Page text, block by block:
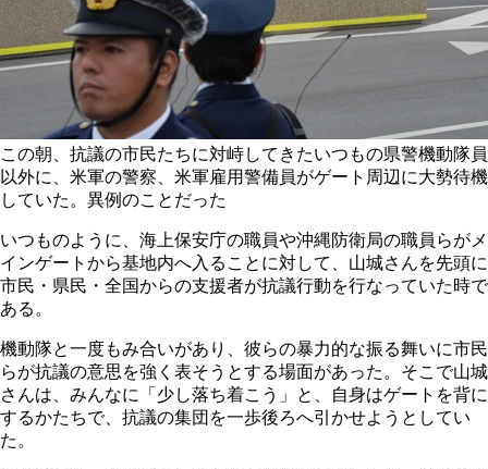
この朝、抗議の市民たちに対峙してきたいつもの県警機動隊員
以外に、米軍の警察、米軍雇用警備員がゲート周辺に大勢待機
していた。異例のことだった
いつものように、海上保安庁の職員や沖縄防衛局の職員らがメ
インゲートから基地内へ入ることに対して、山城さんを先頭に
市民・県民・全国からの支援者が抗議行動を行なっていた時で
ある。
機動隊と一度もみ合いがあり、彼らの暴力的な振る舞いに市民
らが抗議の意思を強く表そうとする場面があった。そこで山城
さんは、みんなに「少し落ち着こう」と、自身はゲートを背に
するかたちで、抗議の集団を一歩後ろへ引かせようとしてい
た。